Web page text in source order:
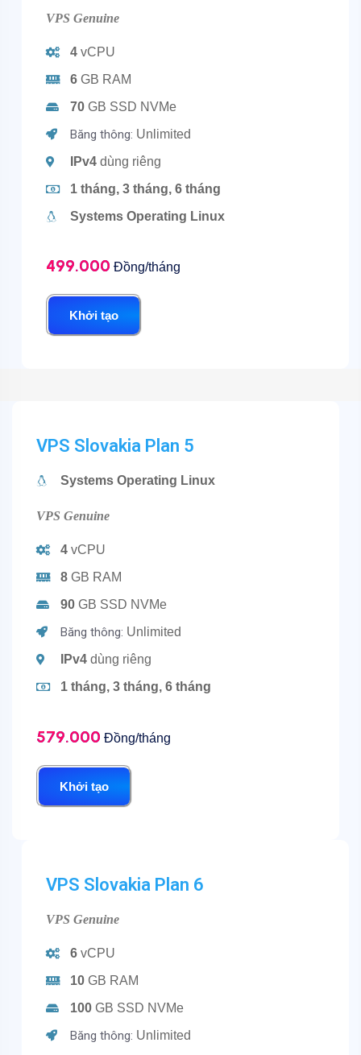
VPS Genuine
4 vCPU
6GB RAM
70GB SSD NVMe
Băng thông: Unlimited
IPv4dùng riêng
1 tháng, 3 tháng, 6 tháng
Systems Operating Linux
Khởi tạo
499.000 Đồng/tháng
VPS Slovakia Plan 5
Systems Operating Linux
VPS Genuine
4 vCPU
8GB RAM
90GB SSD NVMe
Băng thông: Unlimited
IPv4dùng riêng
1 tháng, 3 tháng, 6 tháng
Khởi tạo
579.000 Đồng/tháng
VPS Slovakia Plan 6
VPS Genuine
6 vCPU
10GB RAM
100GB SSD NVMe
Băng thông: Unlimited